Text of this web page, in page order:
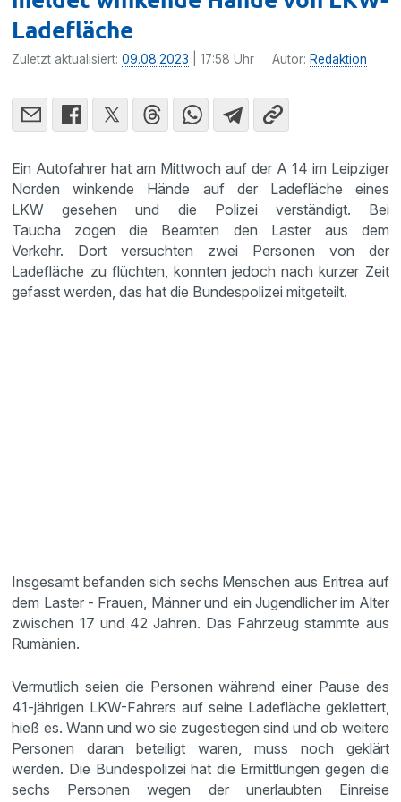
Ladefläche
Zuletzt aktualisiert:09.08.2023 | 17:58 Uhr Autor: Redaktion
Ein Autofahrer hat am Mittwoch auf der A 14 im Leipziger
Norden winkende Hände auf der Ladefläche eines
LKW gesehen und die Polizei verständigt. Bei
Taucha zogen die Beamten den Laster aus dem
Verkehr. Dort versuchten zwei Personen von der
Ladefläche zu flüchten, konnten jedoch nach kurzer Zeit
gefasst werden, das hat die Bundespolizei mitgeteilt.
Insgesamt befanden sich sechs Menschen aus Eritrea auf
dem Laster - Frauen, Männer und ein Jugendlicher im Alter
zwischen 17 und 42 Jahren. Das Fahrzeug stammte aus
Rumänien.
Vermutlich seien die Personen während einer Pause des
41-jährigen LKW-Fahrers auf seine Ladefläche geklettert,
hieß es. Wann und wo sie zugestiegen sind und ob weitere
Personen daran beteiligt waren, muss noch geklärt
werden. Die Bundespolizei hat die Ermittlungen gegen die
sechs Personen wegen der unerlaubten Einreise